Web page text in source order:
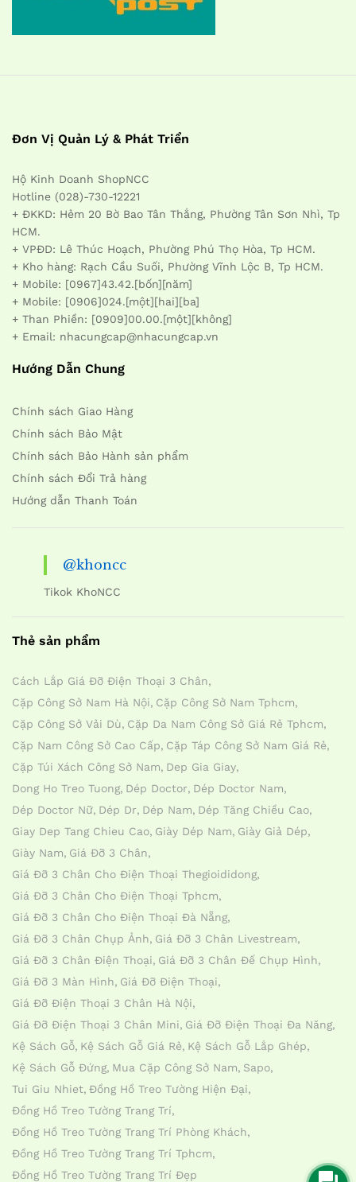
Đơn Vị Quản Lý & Phát Triển
Hộ Kinh Doanh ShopNCC
Hotline (028)-730-12221
+ ĐKKD: Hẻm 20 Bờ Bao Tân Thắng, Phường Tân Sơn Nhì, Tp
HCM.
+ VPĐD: Lê Thúc Hoạch, Phường Phú Thọ Hòa, Tp HCM.
+ Kho hàng: Rạch Cầu Suối, Phường Vĩnh Lộc B, Tp HCM.
+ Mobile: [0967]43.42.[bốn][năm]
+ Mobile: [0906]024.[một][hai][ba]
+ Than Phiền: [0909]00.00.[một][không]
+ Email: nhacungcap@nhacungcap.vn
Hướng Dẫn Chung
Chính sách Giao Hàng
Chính sách Bảo Mật
Chính sách Bảo Hành sản phẩm
Chính sách Đổi Trả hàng
Hướng dẫn Thanh Toán
@khoncc
Tikok KhoNCC
Thẻ sản phẩm
Cách Lắp Giá Đỡ Điện Thoại 3 Chân
Cặp Công Sở Nam Hà Nội Cặp Công Sở Nam Tphcm
Cặp Công Sở Vải Dù Cặp Da Nam Công Sở Giá Rẻ Tphcm
Cặp Nam Công Sở Cao Cấp Cặp Táp Công Sở Nam Giá Rẻ
Cặp Túi Xách Công Sở Nam Dep Gia Giay
Dong Ho Treo Tuong Dép Doctor Dép Doctor Nam
Dép Doctor Nữ Dép Dr Dép Nam Dép Tăng Chiều Cao
Giay Dep Tang Chieu Cao Giày Dép Nam Giày Giả Dép
Giày Nam Giá Đỡ 3 Chân
Giá Đỡ 3 Chân Cho Điện Thoại Thegioididong
Giá Đỡ 3 Chân Cho Điện Thoại Tphcm
Giá Đỡ 3 Chân Cho Điện Thoại Đà Nẵng
Giá Đỡ 3 Chân Chụp Ảnh Giá Đỡ 3 Chân Livestream
Giá Đỡ 3 Chân Điện Thoại Giá Đỡ 3 Chân Đế Chụp Hình
Giá Đỡ 3 Màn Hình Giá Đỡ Điện Thoại
Giá Đỡ Điện Thoại 3 Chân Hà Nội
Giá Đỡ Điện Thoại 3 Chân Mini Giá Đỡ Điện Thoại Đa Năng
Kệ Sách Gỗ Kệ Sách Gỗ Giá Rẻ Kệ Sách Gỗ Lắp Ghép
Kệ Sách Gỗ Đứng Mua Cặp Công Sở Nam Sapo
Tui Giu Nhiet Đồng Hồ Treo Tường Hiện Đại
Đồng Hồ Treo Tường Trang Trí
Đồng Hồ Treo Tường Trang Trí Phòng Khách
Đồng Hồ Treo Tường Trang Trí Tphcm
Đồng Hồ Treo Tường Trang Trí Đẹp